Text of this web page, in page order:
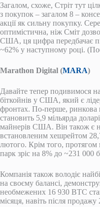
Загалом, схоже, Стріт тут
з покупок – загалом 8 –
акції як сильну покупку.
оптимістична, ніж Сміт
США, ця цифра передбачає
~62% у наступному році.
Marathon Digital (MARA)
Давайте тепер подивимося
біткойнів у США, який є
фронтах. По-перше, ринкова
становить 5,9 мільярда
майнерів США. Він також є
встановленим хешрейтом
лютого. Крім того, протягом
парк зріс на 8% до ~231 000
Компанія також володіє
на своєму балансі,
необмежених 16 930 BTC
місяця, навіть після